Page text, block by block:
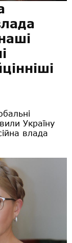
Україну
влада